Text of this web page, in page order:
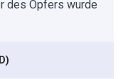
des Opfers wurde